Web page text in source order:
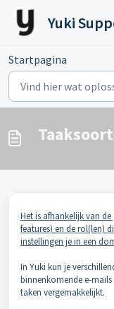
Doorgaan naar
Yuki
Startpagina
Het is afhankelijk van
features) en de rol(len)
instellingen je in een
In Yuki kun je
binnenkomende e-
taken vergemakkelijkt.